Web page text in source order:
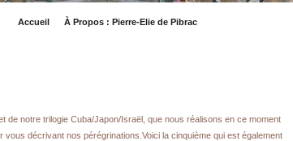
Accueil À Propos : Pierre-Elie de Pibrac
de notre trilogie Cuba/Japon/Israël, que nous réalisons en ce moment
décrivant nos pérégrinations.Voici la cinquième qui est également